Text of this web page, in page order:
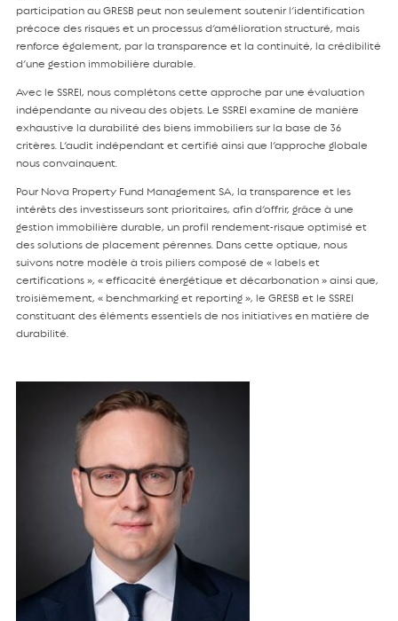
participation au GRESB peut non seulement soutenir l’identification
précoce des risques et un processus d’amélioration structuré, mais
renforce également, par la transparence et la continuité, la crédibilité
d’une gestion immobilière durable.
Avec le SSREI, nous complétons cette approche par une évaluation
indépendante au niveau des objets. Le SSREI examine de manière
exhaustive la durabilité des biens immobiliers sur la base de 36
critères. L’audit indépendant et certifié ainsi que l’approche globale
nous convainquent.
Pour Nova Property Fund Management SA, la transparence et les
intérêts des investisseurs sont prioritaires, afin d’offrir, grâce à une
gestion immobilière durable, un profil rendement-risque optimisé et
des solutions de placement pérennes. Dans cette optique, nous
suivons notre modèle à trois piliers composé de « labels et
certifications », « efficacité énergétique et décarbonation » ainsi que,
troisièmement, « benchmarking et reporting », le GRESB et le SSREI
constituant des éléments essentiels de nos initiatives en matière de
durabilité.